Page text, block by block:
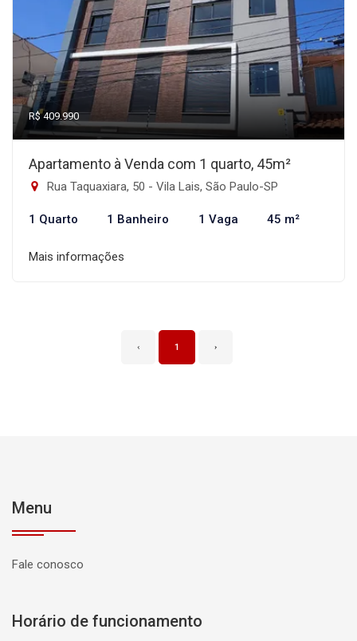
R$ 409.990
Apartamento à Venda com 1 quarto, 45m²
Rua Taquaxiara, 50 - Vila Lais, São Paulo-SP
1 Quarto 1 Banheiro 1 Vaga 45 m²
Mais informações
‹ 1 ›
Menu
Fale conosco
Horário de funcionamento